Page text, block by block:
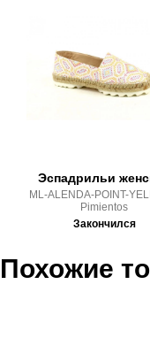
Здесь вы можете
оплатыи
Эспадрильи
ML-ALENDA-POINT-
Pimientos
Закончился
Похожие